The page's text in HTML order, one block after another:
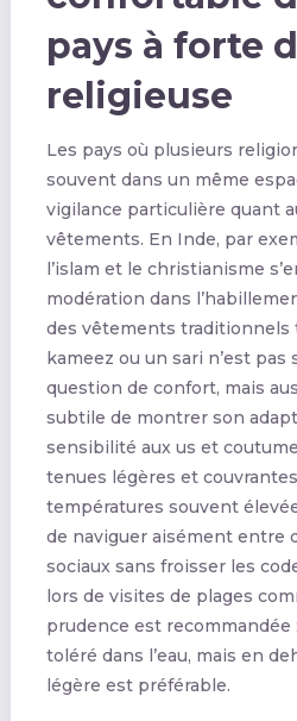
pays à forte
religieuse
Les pays où plusieurs
souvent dans un même
vigilance particulière quant
vêtements. En Inde, par
l’islam et le christianisme
modération dans
des vêtements traditionnels
kameez ou un sari n’est
question de confort, mais
subtile de montrer son
sensibilité aux us et
tenues légères et
températures souvent
de naviguer aisément entre
sociaux sans froisser les
lors de visites de plages
prudence est
toléré dans l’eau, mais en
légère est préférable.